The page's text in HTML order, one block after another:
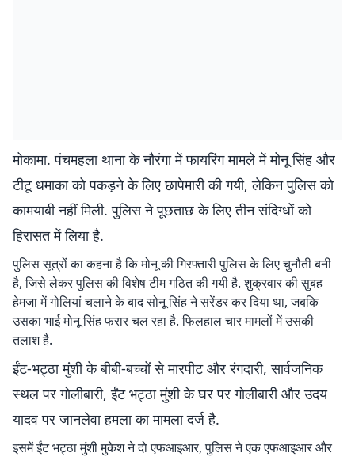
मोकामा. पंचमहला थाना के नौरंगा में फायरिंग मामले में मोनू सिंह और
टीटू धमाका को पकड़ने के लिए छापेमारी की गयी, लेकिन पुलिस को
कामयाबी नहीं मिली. पुलिस ने पूछताछ के लिए तीन संदिग्धों को
हिरासत में लिया है.
पुलिस सूत्रों का कहना है कि मोनू की गिरफ्तारी पुलिस के लिए चुनौती बनी
है, जिसे लेकर पुलिस की विशेष टीम गठित की गयी है. शुक्रवार की सुबह
हेमजा में गोलियां चलाने के बाद सोनू सिंह ने सरेंडर कर दिया था, जबकि
उसका भाई मोनू सिंह फरार चल रहा है. फिलहाल चार मामलों में उसकी
तलाश है.
ईंट-भट्ठा मुंशी के बीबी-बच्चों से मारपीट और रंगदारी, सार्वजनिक
स्थल पर गोलीबारी, ईंट भट्ठा मुंशी के घर पर गोलीबारी और उदय
यादव पर जानलेवा हमला का मामला दर्ज है.
इसमें ईंट भट्ठा मुंशी मुकेश ने दो एफआइआर, पुलिस ने एक एफआइआर और